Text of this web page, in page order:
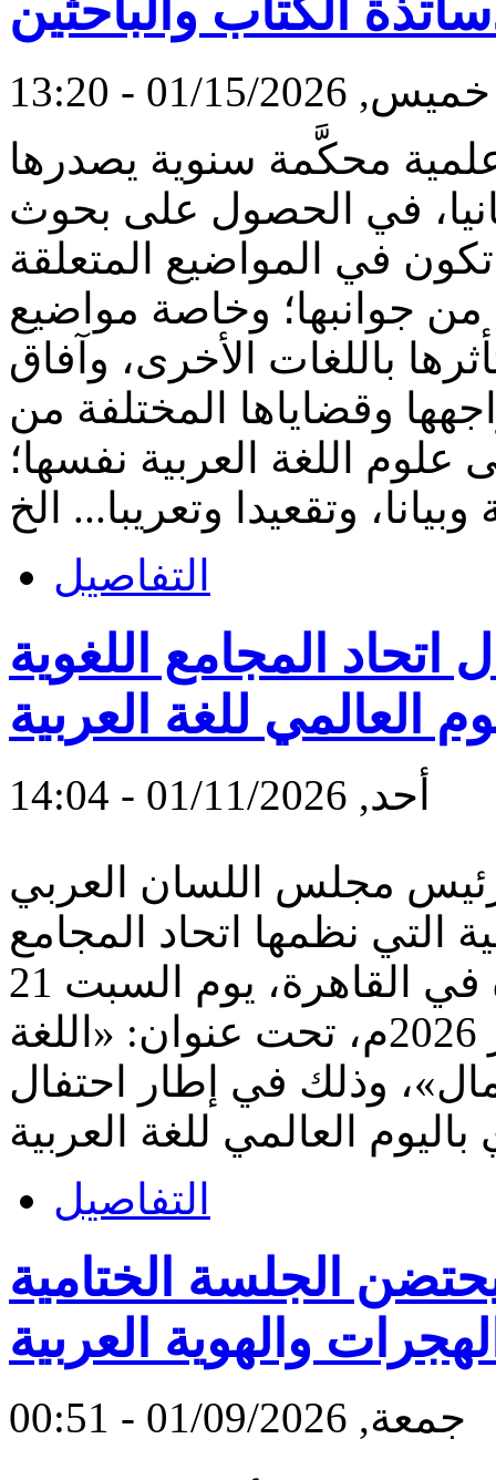
الكتاب والباحثين
خميس, 01/15/2026 - 13:20
محكَّمة سنوية يصدرها
في الحصول على بحوث
في المواضيع المتعلقة
من جوانبها؛ وخاصة مواضيع
باللغات الأخرى، وآفاق
وقضاياها المختلفة من
علوم اللغة العربية نفسها؛
التفاصيل
المجامع اللغوية
العالمي للغة العربية
أحد, 01/11/2026 - 14:04
رئيس مجلس اللسان العربي
التي نظمها اتحاد المجامع
اللغوية العلمية العربية بمقره في القاهرة، يوم السبت 21
رجب 1447هـ الموافق 10 يناير 2026م، تحت عنوان: «اللغة
وذلك في إطار احتفال
التفاصيل
الجلسة الختامية
والهوية العربية
جمعة, 01/09/2026 - 00:51